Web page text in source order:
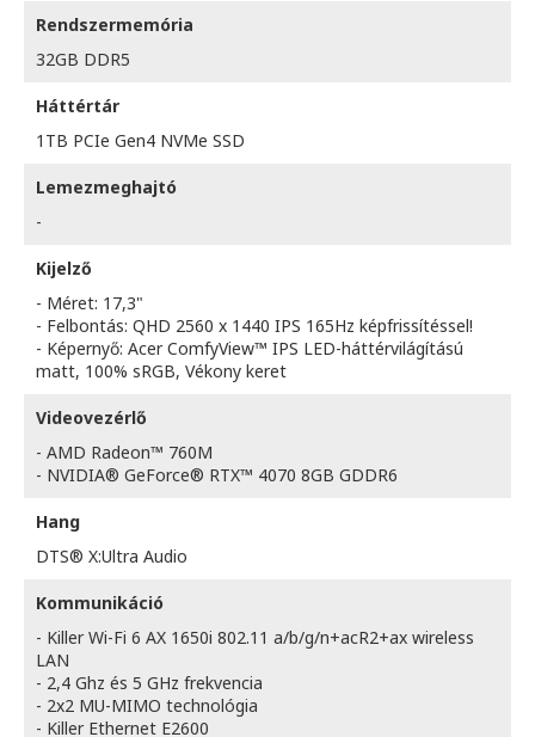
Rendszermemória
32GB DDR5
Háttértár
1TB PCIe Gen4 NVMe SSD
Lemezmeghajtó
-
Kijelző
- Méret: 17,3"
- Felbontás: QHD 2560 x 1440 IPS 165Hz képfrissítéssel!
- Képernyő: Acer ComfyView™ IPS LED-háttérvilágítású
matt, 100% sRGB, Vékony keret
Videovezérlő
- AMD Radeon™ 760M
- NVIDIA® GeForce® RTX™ 4070 8GB GDDR6
Hang
DTS® X:Ultra Audio
Kommunikáció
- Killer Wi-Fi 6 AX 1650i 802.11 a/b/g/n+acR2+ax wireless
LAN
- 2,4 Ghz és 5 GHz frekvencia
- 2x2 MU-MIMO technológia
- Killer Ethernet E2600